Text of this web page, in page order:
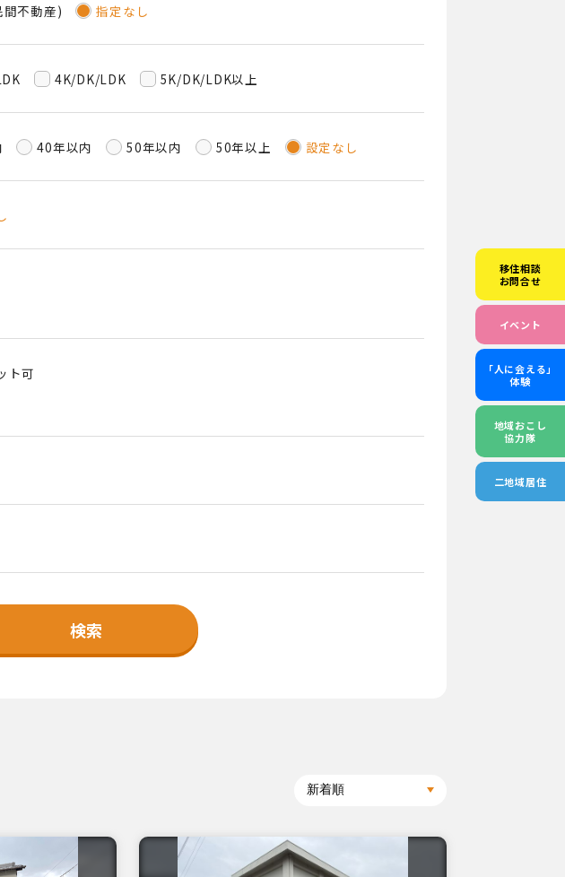
移住相談
お問合せ
イベント
「人に会える」
体験
地域おこし
協力隊
二地域居住
不動産) 指定なし
4K/DK/LDK 5K/DK/LDK以上
40年以内 50年以内 50年以上 設定なし
ト可
検索